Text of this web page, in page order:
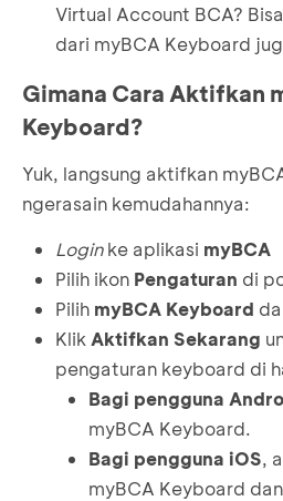
Virtual Account BCA?
dari myBCA Keyboard
Gimana Cara Aktifkan
Keyboard?
Yuk, langsung aktifkan
ngerasain kemudahannya:
Loginke aplikasi myBCA
Pilih ikon Pengaturan di
Pilih myBCA Keyboard
Klik Aktifkan Sekarang
pengaturan keyboard di
Bagi pengguna
myBCA Keyboard.
Bagi pengguna iOS,
myBCA Keyboard